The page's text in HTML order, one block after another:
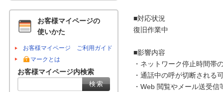
■対応状況
復旧作業中
■影響内容
・ネットワーク停止時間帯
・通話中の呼が切断される
・Web 閲覧やメール送受
お客様マイページの
使いかた
お客様マイページ ご利用ガイド
マークとは
お客様マイページ内検索